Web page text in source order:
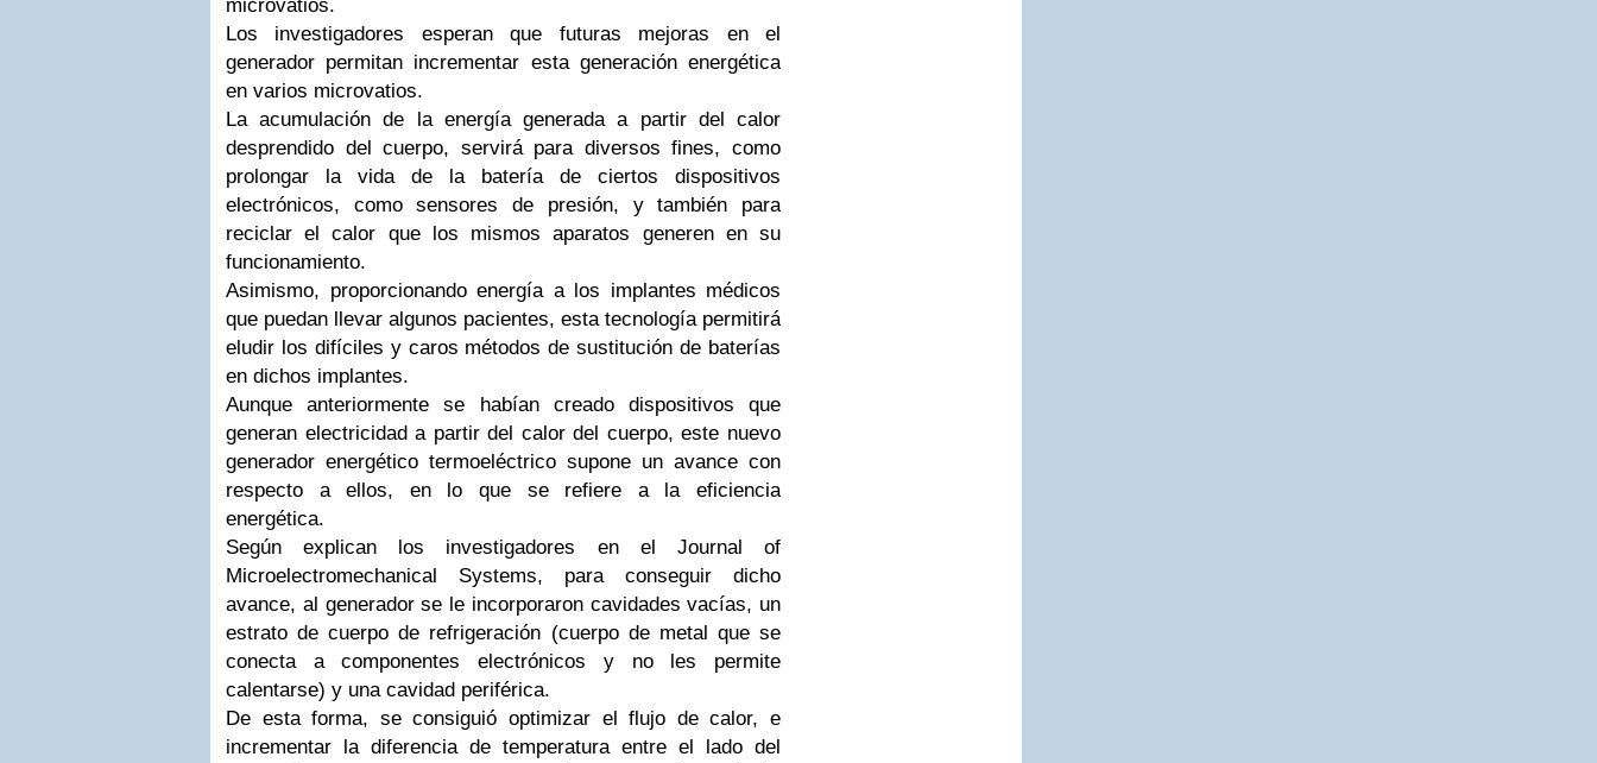
microvatios.
Los investigadores esperan que futuras mejoras en el
generador permitan incrementar esta generación energética
en varios microvatios.
La acumulación de la energía generada a partir del calor
desprendido del cuerpo, servirá para diversos fines, como
prolongar la vida de la batería de ciertos dispositivos
electrónicos, como sensores de presión, y también para
reciclar el calor que los mismos aparatos generen en su
funcionamiento.
Asimismo, proporcionando energía a los implantes médicos
que puedan llevar algunos pacientes, esta tecnología permitirá
eludir los difíciles y caros métodos de sustitución de baterías
en dichos implantes.
Aunque anteriormente se habían creado dispositivos que
generan electricidad a partir del calor del cuerpo, este nuevo
generador energético termoeléctrico supone un avance con
respecto a ellos, en lo que se refiere a la eficiencia
energética.
Según explican los investigadores en el Journal of
Microelectromechanical Systems, para conseguir dicho
avance, al generador se le incorporaron cavidades vacías, un
estrato de cuerpo de refrigeración (cuerpo de metal que se
conecta a componentes electrónicos y no les permite
calentarse) y una cavidad periférica.
De esta forma, se consiguió optimizar el flujo de calor, e
incrementar la diferencia de temperatura entre el lado del